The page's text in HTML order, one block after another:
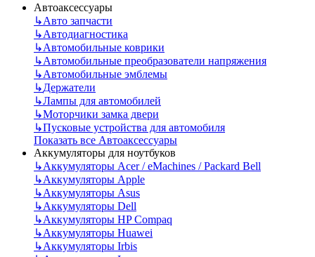
Автоаксессуары
↳Авто запчасти
↳Автодиагностика
↳Автомобильные коврики
↳Автомобильные преобразователи напряжения
↳Автомобильные эмблемы
↳Держатели
↳Лампы для автомобилей
↳Моторчики замка двери
↳Пусковые устройства для автомобиля
Показать все Автоаксессуары
Аккумуляторы для ноутбуков
↳Аккумуляторы Acer / eMachines / Packard Bell
↳Аккумуляторы Apple
↳Аккумуляторы Asus
↳Аккумуляторы Dell
↳Аккумуляторы HP Compaq
↳Аккумуляторы Huawei
↳Аккумуляторы Irbis